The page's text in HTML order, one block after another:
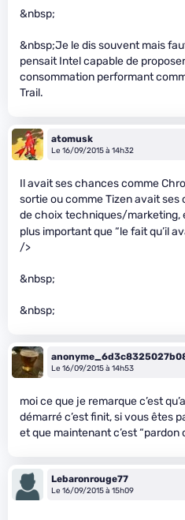
&nbsp;
&nbsp;Je le dis souvent mais
pensait Intel capable de
consommation performant
Trail.
atomusk
Le 16/09/2015 à 14h32
Il avait ses chances comme
sortie ou comme Tizen avait ses
de choix techniques/marketing,
plus important que “le fait qu’il
/>
&nbsp;
&nbsp;
Le 16/09/2015 à 14h53
moi ce que je remarque c’est
démarré c’est finit, si vous êtes
et que maintenant c’est “pardon
Lebaronrouge77
Le 16/09/2015 à 15h09